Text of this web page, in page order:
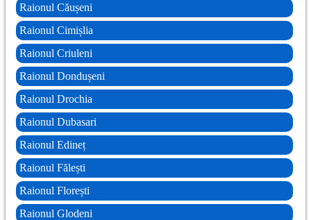
Raionul Căușeni
Raionul Cimișlia
Raionul Criuleni
Raionul Dondușeni
Raionul Drochia
Raionul Dubasari
Raionul Edineț
Raionul Fălești
Raionul Florești
Raionul Glodeni